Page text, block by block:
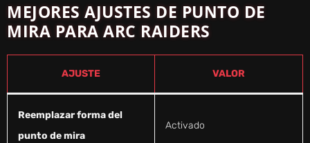
MEJORES AJUSTES DE PUNTO DE
MIRA PARA ARC RAIDERS
AJUSTE VALOR
Reemplazar forma del
punto de mira
Activado